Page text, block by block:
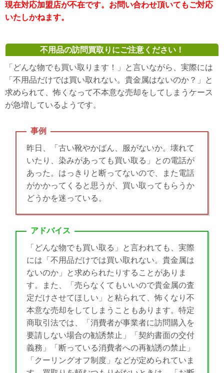
現在対応加盟店が不在です。お問い合わせ頂いてもご対応
いたしかねます。
不用品の訪問買取りにご注意ください！
「どんな物でも買い取ります！」と言いながら、実際には
「不用品だけでは買い取れない。貴金属はないのか？」と
求められて、怖くなって不本意な売却をしてしまうケース
が急増しているようです。
事例
昨日、「古い靴やかばん、服がないか。壊れて
いたり、染みがあっても買い取る」との電話が
あった。はっきりと断ってないので、また電話
がかかってくると思うが、買い取ってもらうか
どうかを迷っている。
アドバイス
「どんな物でも買い取る」と言われても、実際
には「不用品だけでは買い取れない。貴金属は
ないのか」と求められたりすることがありま
す。また、「売らなくてもいいので貴金属の査
定だけさせてほしい」と粘られて、怖くなり不
本意な売却をしてしまうこともあります。特定
商取引法では、「消費者が事業者に訪問購入を
要請しない場合の勧誘禁止」「契約書面の交付
義務」「断っている消費者への再勧誘の禁止」
「クーリングオフ制度」などが定められていま